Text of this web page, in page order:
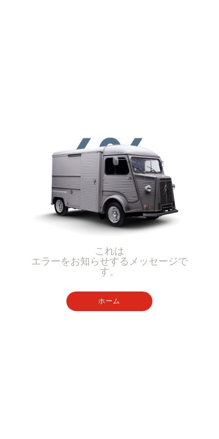
これは
エラーをお知らせするメッセージで
す。
ホーム